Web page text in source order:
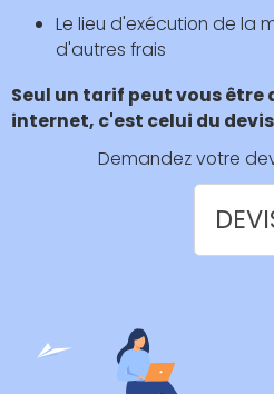
Le lieu d'exécution de la
d'autres frais
Seul un tarif peut vous être
internet, c'est celui du
Demandez votre